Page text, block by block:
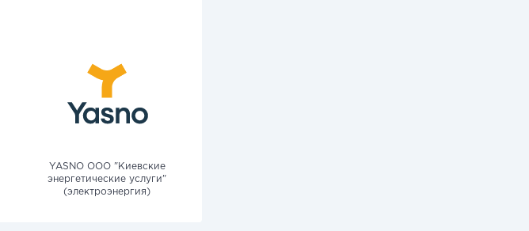
YASNO OOO "Киевские
энергетические услуги"
(электроэнергия)